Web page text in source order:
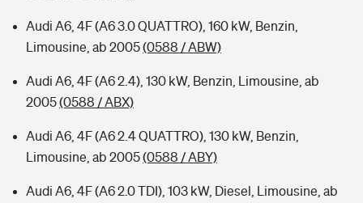
Audi A6, 4F (A6 3.0 QUATTRO), 160 kW, Benzin,
Limousine, ab 2005(0588 / ABW)
Audi A6, 4F (A6 2.4), 130 kW, Benzin, Limousine, ab
2005(0588 / ABX)
Audi A6, 4F (A6 2.4 QUATTRO), 130 kW, Benzin,
Limousine, ab 2005(0588 / ABY)
Audi A6, 4F (A6 2.0 TDI), 103 kW, Diesel, Limousine, ab